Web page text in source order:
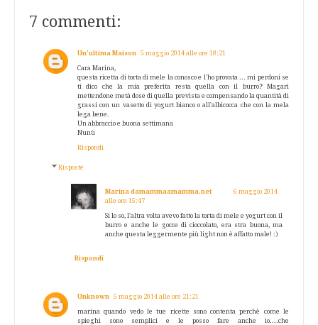
7 commenti:
Un’ultima Maison 5 maggio 2014 alle ore 18:21
Cara Marina,
questa ricetta di torta di mele la conosco e l'ho provata ... mi perdoni se
ti dico che la mia preferita resta quella con il burro? Magari
mettendone metà dose di quella prevista e compensando la quantità di
grassi con un vasetto di yogurt bianco o all'albicocca che con la mela
lega bene.
Un abbraccio e buona settimana
Nunù
Rispondi
Risposte
Marina damammaamamma.net
6 maggio 2014
alle ore 15:47
Si lo so, l'altra volta avevo fatto la torta di mele e yogurt con il
burro e anche le gocce di cioccolato, era stra buona, ma
anche questa leggermente più light non è affatto male! :)
Rispondi
Unknown 5 maggio 2014 alle ore 21:21
marina quando vedo le tue ricette sono contenta perchè come le
spieghi sono semplici e le posso fare anche io....che